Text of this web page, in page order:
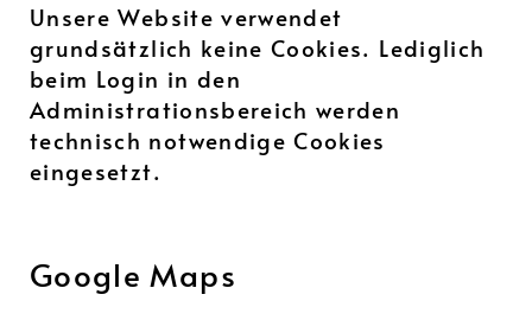
Unsere Website verwendet
grundsätzlich keine Cookies. Lediglich
beim Login in den
Administrationsbereich werden
technisch notwendige Cookies
eingesetzt.
Google Maps